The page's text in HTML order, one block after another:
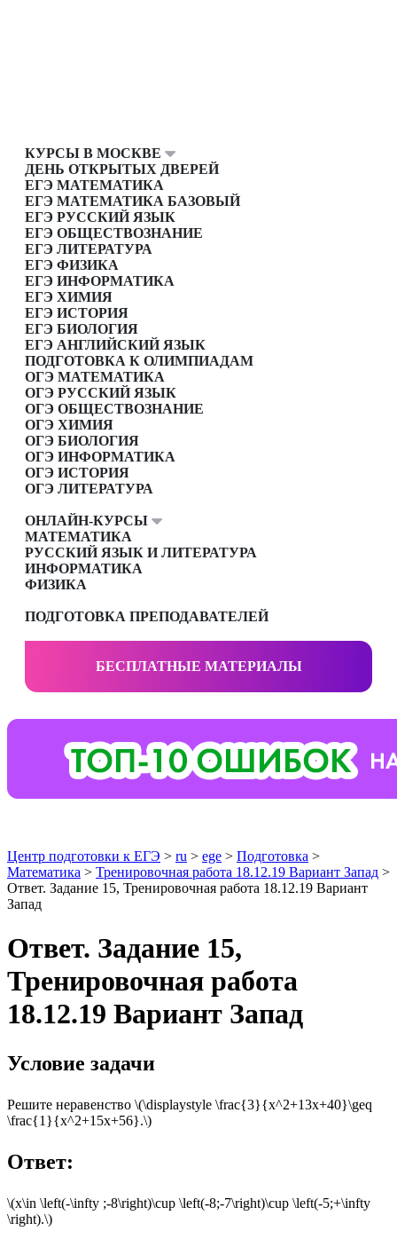
КУРСЫ В МОСКВЕ
ДЕНЬ ОТКРЫТЫХ ДВЕРЕЙ
ЕГЭ МАТЕМАТИКА
ЕГЭ МАТЕМАТИКА БАЗОВЫЙ
ЕГЭ РУССКИЙ ЯЗЫК
ЕГЭ ОБЩЕСТВОЗНАНИЕ
ЕГЭ ЛИТЕРАТУРА
ЕГЭ ФИЗИКА
ЕГЭ ИНФОРМАТИКА
ЕГЭ ХИМИЯ
ЕГЭ ИСТОРИЯ
ЕГЭ БИОЛОГИЯ
ЕГЭ АНГЛИЙСКИЙ ЯЗЫК
ПОДГОТОВКА К ОЛИМПИАДАМ
ОГЭ МАТЕМАТИКА
ОГЭ РУССКИЙ ЯЗЫК
ОГЭ ОБЩЕСТВОЗНАНИЕ
ОГЭ ХИМИЯ
ОГЭ БИОЛОГИЯ
ОГЭ ИНФОРМАТИКА
ОГЭ ИСТОРИЯ
ОГЭ ЛИТЕРАТУРА
ОНЛАЙН-КУРСЫ
МАТЕМАТИКА
РУССКИЙ ЯЗЫК И ЛИТЕРАТУРА
ИНФОРМАТИКА
ФИЗИКА
ПОДГОТОВКА ПРЕПОДАВАТЕЛЕЙ
БЕСПЛАТНЫЕ МАТЕРИАЛЫ
Центр подготовки к ЕГЭ > ru > ege > Подготовка >
Математика > Тренировочная работа 18.12.19 Вариант Запад >
Ответ. Задание 15, Тренировочная работа 18.12.19 Вариант
Запад
Ответ. Задание 15,
Тренировочная работа
18.12.19 Вариант Запад
Условие задачи
Решите неравенство \(\displaystyle \frac{3}{x^2+13x+40}\geq
\frac{1}{x^2+15x+56}.\)
Ответ:
\(x\in \left(-\infty ;-8\right)\cup \left(-8;-7\right)\cup \left(-5;+\infty
\right).\)